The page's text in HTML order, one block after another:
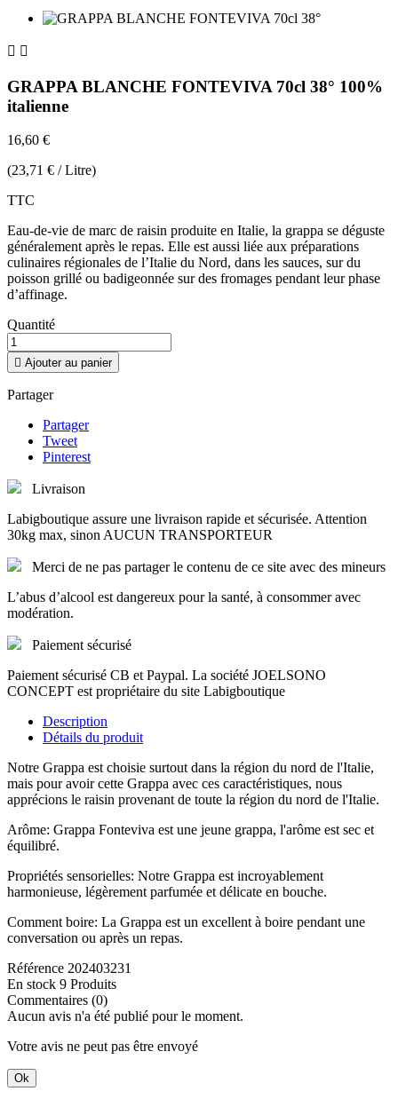
 
GRAPPA BLANCHE FONTEVIVA 70cl 38° 100%
italienne
16,60 €
(23,71 € / Litre)
TTC
Eau-de-vie de marc de raisin produite en Italie, la grappa se déguste
généralement après le repas. Elle est aussi liée aux préparations
culinaires régionales de l’Italie du Nord, dans les sauces, sur du
poisson grillé ou badigeonnée sur des fromages pendant leur phase
d’affinage.
Quantité
 Ajouter au panier
Partager
Partager
Tweet
Pinterest
Livraison
Labigboutique assure une livraison rapide et sécurisée. Attention
30kg max, sinon AUCUN TRANSPORTEUR
Merci de ne pas partager le contenu de ce site avec des mineurs
L’abus d’alcool est dangereux pour la santé, à consommer avec
modération.
Paiement sécurisé
Paiement sécurisé CB et Paypal. La société JOELSONO
CONCEPT est propriétaire du site Labigboutique
Description
Détails du produit
Notre Grappa est choisie surtout dans la région du nord de l'Italie,
mais pour avoir cette Grappa avec ces caractéristiques, nous
apprécions le raisin provenant de toute la région du nord de l'Italie.
Arôme: Grappa Fonteviva est une jeune grappa, l'arôme est sec et
équilibré.
Propriétés sensorielles: Notre Grappa est incroyablement
harmonieuse, légèrement parfumée et délicate en bouche.
Comment boire: La Grappa est un excellent à boire pendant une
conversation ou après un repas.
Référence 202403231
En stock 9 Produits
Commentaires (0)
Aucun avis n'a été publié pour le moment.
Votre avis ne peut pas être envoyé
Ok